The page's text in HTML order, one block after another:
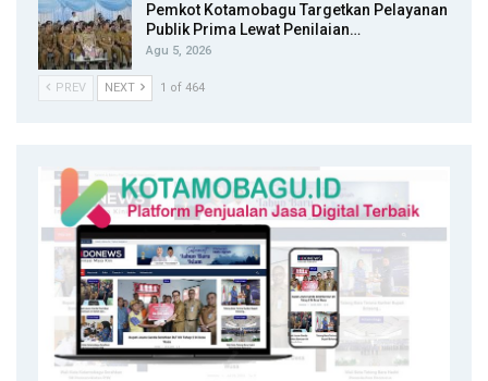
Pemkot Kotamobagu Targetkan Pelayanan
Publik Prima Lewat Penilaian…
Agu 5, 2026
PREV NEXT 1 of 464